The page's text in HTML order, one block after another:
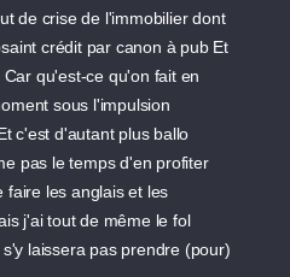
de crise de l'immobilier dont
crédit par canon à pub Et
qu'est-ce qu'on fait en
sous l'impulsion
c'est d'autant plus ballo
pas le temps d'en profiter
faire les anglais et les
j'ai tout de même le fol
laissera pas prendre (pour)